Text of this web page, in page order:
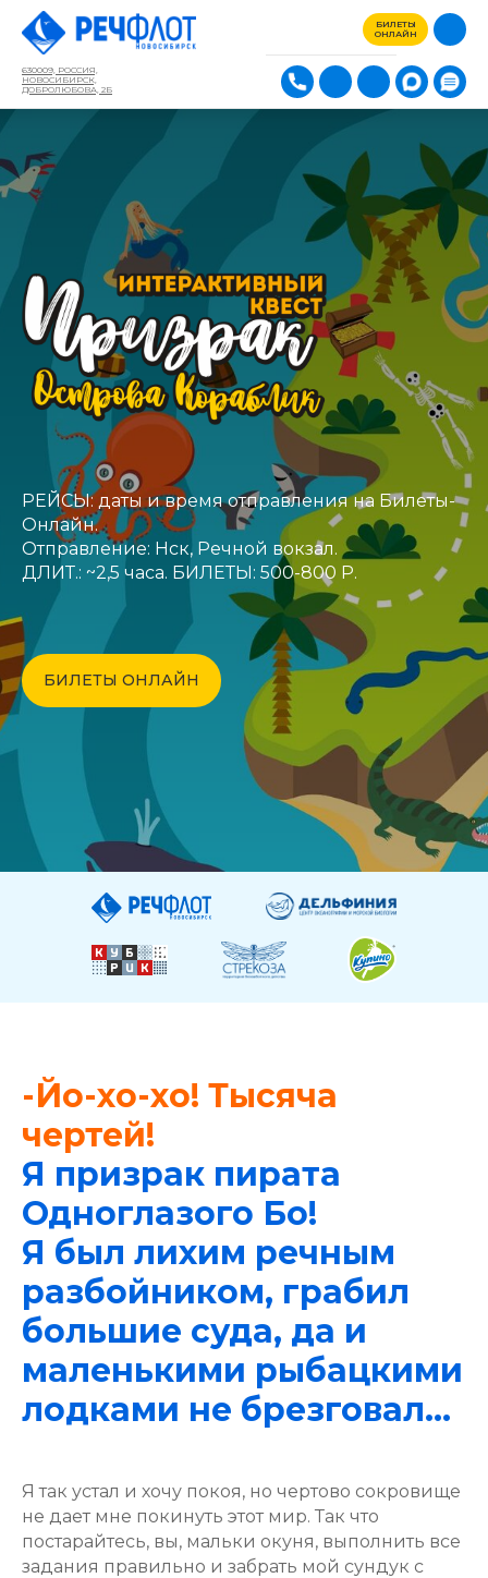
630009, РОССИЯ,
НОВОСИБИРСК,
ДОБРОЛЮБОВА, 2Б
БИЛЕТЫ
ОНЛАЙН
РЕЙСЫ: даты и время отправления на Билеты-
Онлайн.
Отправление: Нск, Речной вокзал.
ДЛИТ.: ~2,5 часа. БИЛЕТЫ: 500-800 Р.
БИЛЕТЫ ОНЛАЙН
-Йо-хо-хо! Тысяча
чертей!
Я призрак пирата
Одноглазого Бо!
Я был лихим речным
разбойником, грабил
большие суда, да и
маленькими рыбацкими
лодками не брезговал...
Я так устал и хочу покоя, но чертово сокровище
не дает мне покинуть этот мир. Так что
постарайтесь, вы, мальки окуня, выполнить все
задания правильно и забрать мой сундук с